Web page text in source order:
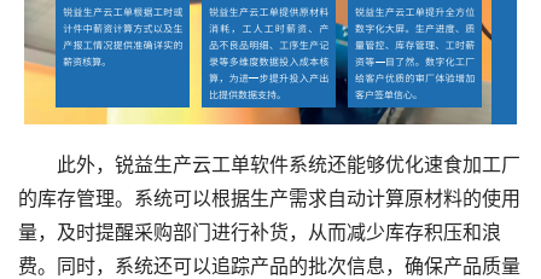
此外，锐益生产云工单软件系统还能够优化速食加工厂
的库存管理。系统可以根据生产需求自动计算原材料的使用
量，及时提醒采购部门进行补货，从而减少库存积压和浪
费。同时，系统还可以追踪产品的批次信息，确保产品质量